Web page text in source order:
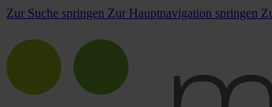
Zur Suche springen Zur Hauptnavigation springen